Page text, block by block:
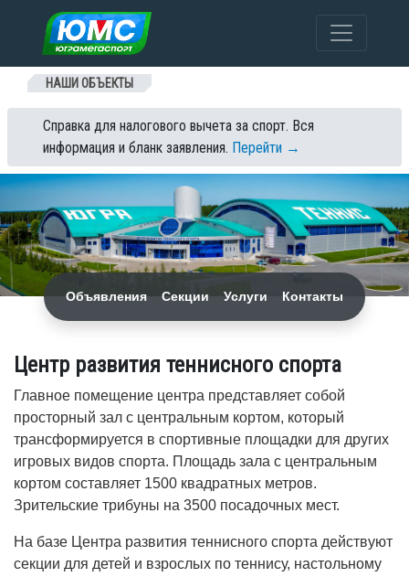
Перейти к содержанию
НАШИ ОБЪЕКТЫ
Справка для налогового вычета за спорт. Вся
информация и бланк заявления. Перейти →
Объявления Секции Услуги Контакты
Центр развития теннисного спорта
Главное помещение центра представляет собой
просторный зал с центральным кортом, который
трансформируется в спортивные площадки для других
игровых видов спорта. Площадь зала с центральным
кортом составляет 1500 квадратных метров.
Зрительские трибуны на 3500 посадочных мест.
На базе Центра развития теннисного спорта действуют
секции для детей и взрослых по теннису, настольному